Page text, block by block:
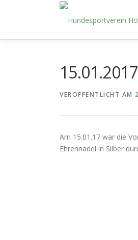
VERÖFFENTLICHT AM
Am 15.01.17 war die
Ehrennadel in Silber